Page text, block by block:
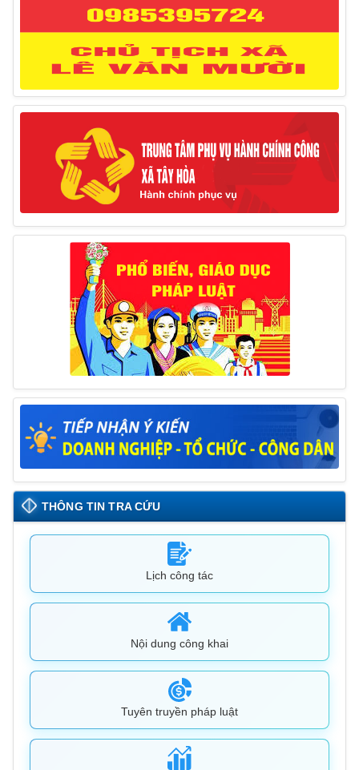
tháng 3/2025 của Chủ tịch UBND huyện
Thông báo lịch công tác của Chủ tịch, các Phó Chủ
tịch UBND huyện và Phó Chủ tịch Hội đồng nhân dân
huyện (Từ ngày 10/3/2025 – 14/3/2025)
10/03/2025
Thông báo tổ chức thực hiện Cưỡng chế buộc thực
hiện biện pháp khắc phục hậu quả trong lĩnh vực đất đai
17/06/2025
Thông báo đăng ký tiếp công dân định kỳ đợt 01
tháng 6/2025 của Chủ tịch UBND huyện
26/05/2025
THÔNG TIN TRA CỨU
Lịch công tác
Nội dung công khai
Tuyên truyền pháp luật